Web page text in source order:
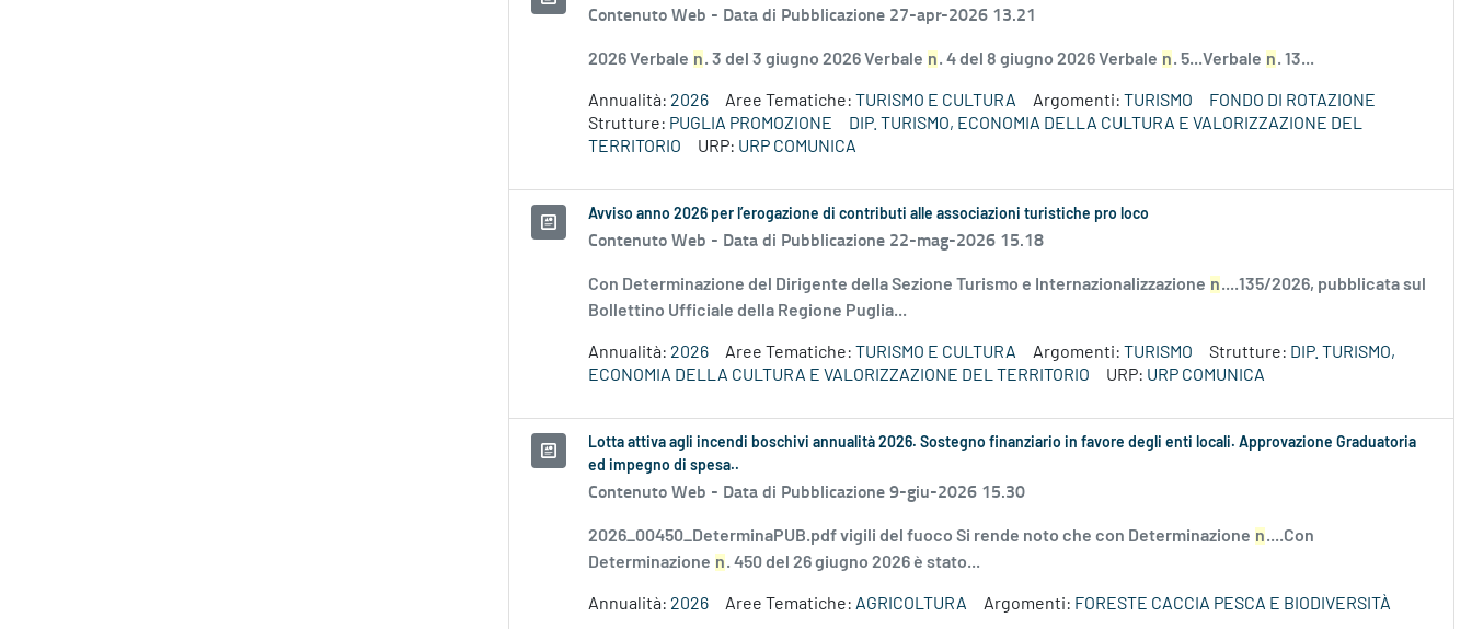
Contenuto Web - Data di Pubblicazione 27-apr-2026 13.21
2026 Verbale n. 3 del 3 giugno 2026 Verbale n. 4 del 8 giugno 2026 Verbale n. 5...Verbale n. 13...
Annualità: 2026 Aree Tematiche: TURISMO E CULTURA Argomenti: TURISMO
FONDO DI ROTAZIONE
Strutture: PUGLIA PROMOZIONE
DIP. TURISMO, ECONOMIA DELLA CULTURA E VALORIZZAZIONE DEL
TERRITORIO
URP: URP COMUNICA
Avviso anno 2026 per l’erogazione di contributi alle associazioni turistiche pro loco
Contenuto Web - Data di Pubblicazione 22-mag-2026 15.18
Con Determinazione del Dirigente della Sezione Turismo e Internazionalizzazione n....135/2026, pubblicata sul
Bollettino Ufficiale della Regione Puglia...
Annualità: 2026 Aree Tematiche: TURISMO E CULTURA Argomenti: TURISMO Strutture: DIP. TURISMO,
ECONOMIA DELLA CULTURA E VALORIZZAZIONE DEL TERRITORIO
URP: URP COMUNICA
Lotta attiva agli incendi boschivi annualità 2026. Sostegno finanziario in favore degli enti locali. Approvazione Graduatoria
ed impegno di spesa..
Contenuto Web - Data di Pubblicazione 9-giu-2026 15.30
2026_00450_DeterminaPUB.pdf vigili del fuoco Si rende noto che con Determinazione n....Con
Determinazione n. 450 del 26 giugno 2026 è stato...
Annualità: 2026 Aree Tematiche: AGRICOLTURA Argomenti: FORESTE CACCIA PESCA E BIODIVERSITÀ